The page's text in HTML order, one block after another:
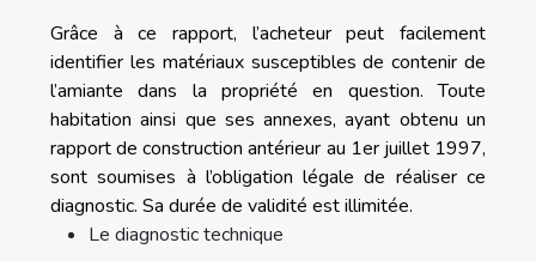
Grâce à ce rapport, l’acheteur peut facilement
identifier les matériaux susceptibles de contenir de
l’amiante dans la propriété en question. Toute
habitation ainsi que ses annexes, ayant obtenu un
rapport de construction antérieur au 1er juillet 1997,
sont soumises à l’obligation légale de réaliser ce
diagnostic. Sa durée de validité est illimitée.
Le diagnostic technique